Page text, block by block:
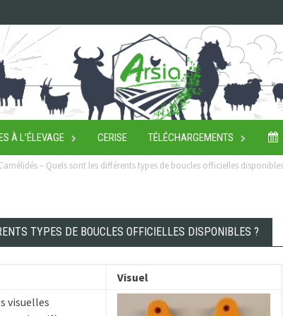
À L’ÉLEVAGE CERISE TÉLÉCHARGEMENTS
– Quels sont les différents types de boucles officielles
TYPES DE BOUCLES OFFICIELLES DISPONIBLES ?
Visuel
visuelles